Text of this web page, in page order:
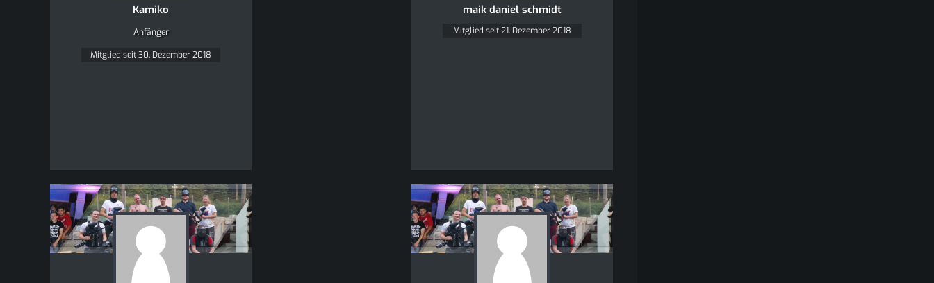
Kamiko
Anfänger
Mitglied seit 30. Dezember 2018
maik daniel schmidt
Mitglied seit 21. Dezember 2018